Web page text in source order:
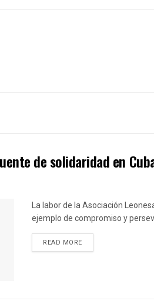
de solidaridad en
La labor de la Asociación
ejemplo de compromiso y
READ MOREDETAILS